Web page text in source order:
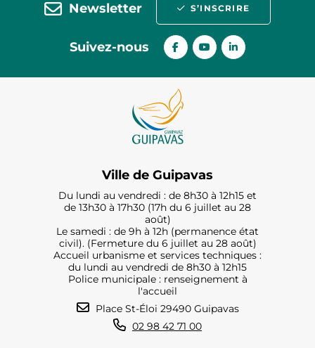
Newsletter S’INSCRIRE
Suivez-nous
Ville de Guipavas
Du lundi au vendredi : de 8h30 à 12h15 et
de 13h30 à 17h30 (17h du 6 juillet au 28
août)
Le samedi : de 9h à 12h (permanence état
civil). (Fermeture du 6 juillet au 28 août)
Accueil urbanisme et services techniques :
du lundi au vendredi de 8h30 à 12h15
Police municipale : renseignement à
l'accueil
Place St-Éloi 29490 Guipavas
02 98 42 71 00